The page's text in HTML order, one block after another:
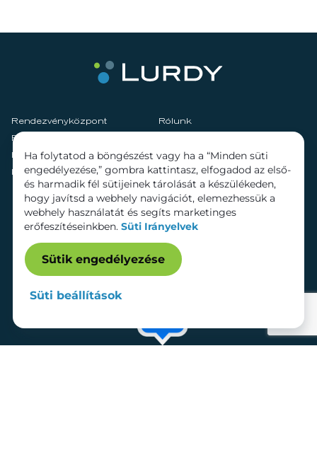
Rendezvényközpont
Rólunk
Fenntarthatóság
Hírek
Szolgáltatások
Kapcsolat
Bérelhető területek
Ha folytatod a böngészést vagy ha a “Minden süti
engedélyezése,” gombra kattintasz, elfogadod az első-
és harmadik fél sütijeinek tárolását a készülékeden,
hogy javítsd a webhely navigációt, elemezhessük a
webhely használatát és segíts marketinges
erőfeszítéseinkben. Süti Irányelvek
Sütik engedélyezése
Süti beállítások